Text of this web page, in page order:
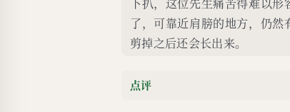
下扒，这位先生痛苦得难以
了，可靠近肩膀的地方，仍然
剪掉之后还会长出来。
点评